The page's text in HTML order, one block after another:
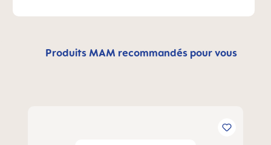
Produits MAM recommandés pour vous